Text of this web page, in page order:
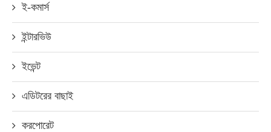
ই-কমার্স
ইন্টারভিউ
ইভেন্ট
এডিটরের বাছাই
করপোরেট